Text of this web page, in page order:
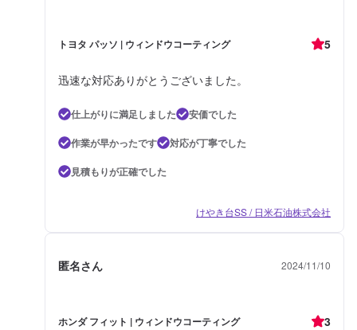
トヨタ パッソ | ウィンドウコーティング 5
迅速な対応ありがとうございました。
仕上がりに満足しました
安価でした
作業が早かったです
対応が丁寧でした
見積もりが正確でした
けやき台SS / 日米石油株式会社
匿名さん 2024/11/10
ホンダ フィット | ウィンドウコーティング 3